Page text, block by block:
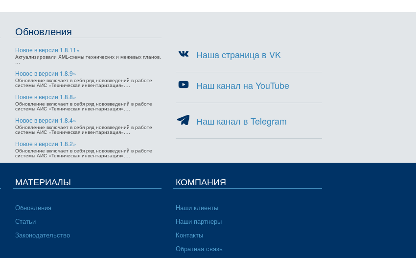
Обновления
Новое в версии 1.8.11»
Актуализировали XML-схемы технических и межевых планов.
…
Новое в версии 1.8.9»
Обновление включает в себя ряд нововведений в работе
системы АИС «Техническая инвентаризация».…
Новое в версии 1.8.8»
Обновление включает в себя ряд нововведений в работе
системы АИС «Техническая инвентаризация».…
Новое в версии 1.8.4»
Обновление включает в себя ряд нововведений в работе
системы АИС «Техническая инвентаризация».…
Новое в версии 1.8.2»
Обновление включает в себя ряд нововведений в работе
системы АИС «Техническая инвентаризация».…
Наша страница в VK
Наш канал на YouTube
Наш канал в Telegram
МАТЕРИАЛЫ
Обновления
Статьи
Законодательство
КОМПАНИЯ
Наши клиенты
Наши партнеры
Контакты
Обратная связь